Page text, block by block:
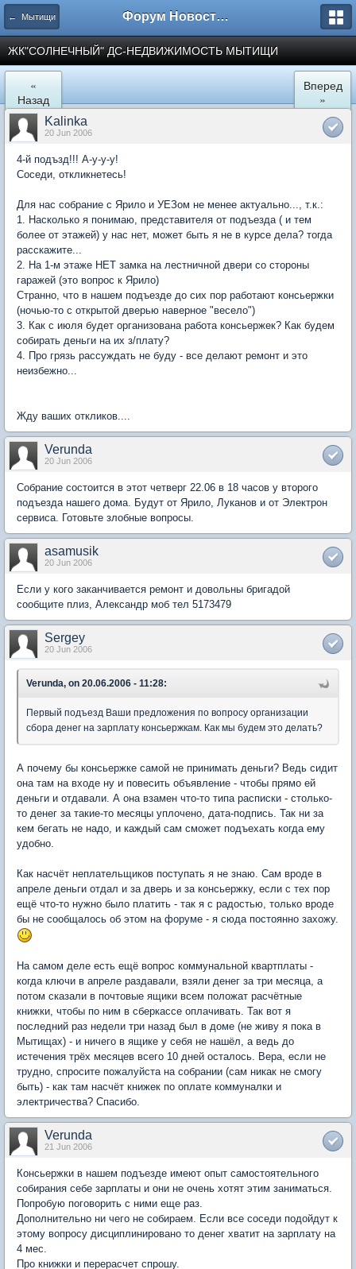
← Мытищи Форум Новостройки
ЖК"СОЛНЕЧНЫЙ" ДС-НЕДВИЖИМОСТЬ МЫТИЩИ
«
Назад
Вперед
»
Kalinka
20 Jun 2006
4-й подъзд!!! А-у-у-у!
Соседи, откликнетесь!
Для нас собрание с Ярило и УЕЗом не менее актуально..., т.к.:
1. Насколько я понимаю, представителя от подъезда ( и тем
более от этажей) у нас нет, может быть я не в курсе дела? тогда
расскажите...
2. На 1-м этаже НЕТ замка на лестничной двери со стороны
гаражей (это вопрос к Ярило)
Странно, что в нашем подъезде до сих пор работают консьержки
(ночью-то с открытой дверью наверное "весело")
3. Как с июля будет организована работа консьержек? Как будем
собирать деньги на их з/плату?
4. Про грязь рассуждать не буду - все делают ремонт и это
неизбежно...
Жду ваших откликов....
Verunda
20 Jun 2006
Собрание состоится в этот четверг 22.06 в 18 часов у второго
подъезда нашего дома. Будут от Ярило, Луканов и от Электрон
сервиса. Готовьте злобные вопросы.
asamusik
20 Jun 2006
Если у кого заканчивается ремонт и довольны бригадой
сообщите плиз, Александр моб тел 5173479
Sergey
20 Jun 2006
Verunda, on 20.06.2006 - 11:28:
Первый подъезд Ваши предложения по вопросу организации
сбора денег на зарплату консьержкам. Как мы будем это делать?
А почему бы консьержке самой не принимать деньги? Ведь сидит
она там на входе ну и повесить объявление - чтобы прямо ей
деньги и отдавали. А она взамен что-то типа расписки - столько-
то денег за такие-то месяцы уплочено, дата-подпись. Так ни за
кем бегать не надо, и каждый сам сможет подъехать когда ему
удобно.
Как насчёт неплательщиков поступать я не знаю. Сам вроде в
апреле деньги отдал и за дверь и за консьержку, если с тех пор
ещё что-то нужно было платить - так я с радостью, только вроде
бы не сообщалось об этом на форуме - я сюда постоянно захожу.
На самом деле есть ещё вопрос коммунальной квартплаты -
когда ключи в апреле раздавали, взяли денег за три месяца, а
потом сказали в почтовые ящики всем положат расчётные
книжки, чтобы по ним в сберкассе оплачивать. Так вот я
последний раз недели три назад был в доме (не живу я пока в
Мытищах) - и ничего в ящике у себя не нашёл, а ведь до
истечения трёх месяцев всего 10 дней осталось. Вера, если не
трудно, спросите пожалуйста на собрании (сам никак не смогу
быть) - как там насчёт книжек по оплате коммуналки и
электричества? Спасибо.
Verunda
21 Jun 2006
Консьержки в нашем подъезде имеют опыт самостоятельного
собирания себе зарплаты и они не очень хотят этим заниматься.
Попробую поговорить с ними еще раз.
Дополнительно ни чего не собираем. Если все соседи подойдут к
этому вопросу дисциплинировано то денег хватит на зарплату на
4 мес.
Про книжки и перерасчет спрошу.